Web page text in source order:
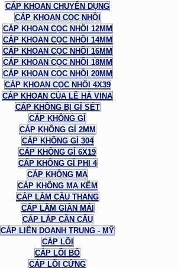
CÁP KHOAN CHUYÊN DỤNG
CÁP KHOAN CỌC NHỒI
CÁP KHOAN CỌC NHỒI 12MM
CÁP KHOAN CỌC NHỒI 14MM
CÁP KHOAN CỌC NHỒI 16MM
CÁP KHOAN CỌC NHỒI 18MM
CÁP KHOAN CỌC NHỒI 20MM
CÁP KHOAN CỌC NHỒI 4X39
CÁP KHOAN CỦA LÊ HÀ VINA
CÁP KHÔNG BỊ GỈ SÉT
CÁP KHÔNG GỈ
CÁP KHÔNG GỈ 2MM
CÁP KHÔNG GỈ 304
CÁP KHÔNG GỈ 6X19
CÁP KHÔNG GỈ PHI 4
CÁP KHÔNG MẠ
CÁP KHÔNG MẠ KẼM
CÁP LÀM CẦU THANG
CÁP LÀM GIÀN MÁI
CÁP LẮP CẦN CẨU
CÁP LIÊN DOANH TRUNG - MỸ
CÁP LÕI
CÁP LÕI BỐ
CÁP LÕI CỨNG